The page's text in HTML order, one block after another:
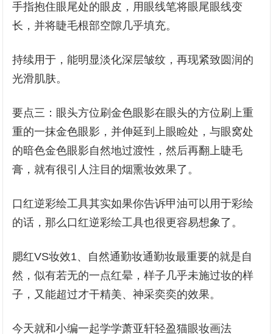
手指抱住眼尾处的眼皮，用眼线笔将眼尾眼线变
长，并将睫毛根部空隙几乎填充。
持续用于，能明显淡化深层皱纹，再现紧致圆润的
光滑肌肤。
要点三：眼头方位刷金色眼影在眼头的方位刷上重
重的一抹金色眼影，并伸延到上眼睑处，与眼窝处
的暗色金色眼影自然地过渡性，然后再翻上睫毛
膏，就有很引人注目的烟熏妆效果了。
口红逆彩绘工具其实如果你告诉甲油可以用于彩绘
的话，那么口红逆彩绘工具也很更容易想象了。
腮红VS妆效1、自然通勤妆通勤妆最重要的就是自
然，似有若无的一点红晕，样子几乎未施过妆的样
子，又能超过才干精美、神采奕奕的效果。
今天就和小编一起学学萧亚轩轻盈猫眼妆画法